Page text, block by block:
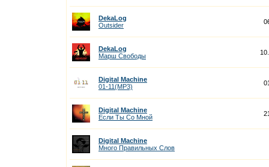
DekaLog
Outsider
DekaLog
Марш Свободы
Digital Machine
01-11(MP3)
Digital Machine
Если Ты Со Мной
Digital Machine
Много Правильных Слов